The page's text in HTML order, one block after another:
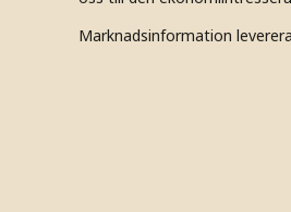
Marknadsinformation